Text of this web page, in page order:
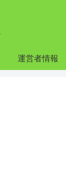
運営者情報